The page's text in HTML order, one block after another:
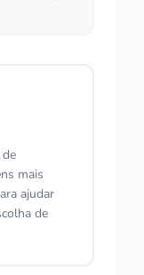
mais
ajudar
de